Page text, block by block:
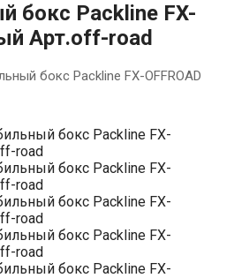
бокс Packline FX-
Арт.off-road
бокс Packline FX-OFFROAD